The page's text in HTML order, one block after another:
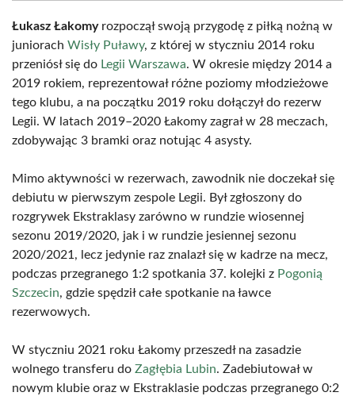
Łukasz Łakomyrozpoczął swoją przygodę z piłką nożną w
juniorach Wisły Puławy, z której w styczniu 2014 roku
przeniósł się do Legii Warszawa. W okresie między 2014 a
2019 rokiem, reprezentował różne poziomy młodzieżowe
tego klubu, a na początku 2019 roku dołączył do rezerw
Legii. W latach 2019–2020 Łakomy zagrał w 28 meczach,
zdobywając 3 bramki oraz notując 4 asysty.
Mimo aktywności w rezerwach, zawodnik nie doczekał się
debiutu w pierwszym zespole Legii. Był zgłoszony do
rozgrywek Ekstraklasy zarówno w rundzie wiosennej
sezonu 2019/2020, jak i w rundzie jesiennej sezonu
2020/2021, lecz jedynie raz znalazł się w kadrze na mecz,
podczas przegranego 1:2 spotkania 37. kolejki z Pogonią
Szczecin, gdzie spędził całe spotkanie na ławce
rezerwowych.
W styczniu 2021 roku Łakomy przeszedł na zasadzie
wolnego transferu do Zagłębia Lubin. Zadebiutował w
nowym klubie oraz w Ekstraklasie podczas przegranego 0:2